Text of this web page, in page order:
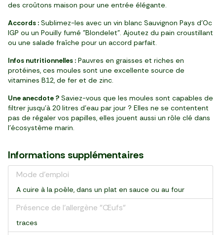
des croûtons maison pour une entrée élégante.
Accords : Sublimez-les avec un vin blanc Sauvignon Pays d’Oc
IGP ou un Pouilly fumé "Blondelet". Ajoutez du pain croustillant
ou une salade fraîche pour un accord parfait.
Infos nutritionnelles : Pauvres en graisses et riches en
protéines, ces moules sont une excellente source de
vitamines B12, de fer et de zinc.
Une anecdote ? Saviez-vous que les moules sont capables de
filtrer jusqu'à 20 litres d'eau par jour ? Elles ne se contentent
pas de régaler vos papilles, elles jouent aussi un rôle clé dans
l’écosystème marin.
Informations supplémentaires
Mode d'emploi
A cuire à la poêle, dans un plat en sauce ou au four
Présence de l'allergène "Œufs"
traces